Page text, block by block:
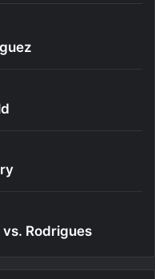
Rodrigues